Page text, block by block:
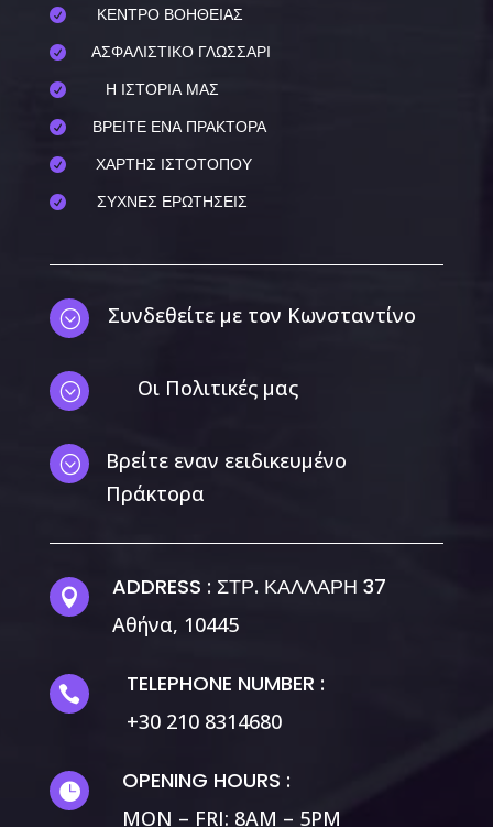
 ΚΕΝΤΡΟ ΒΟΗΘΕΙΑΣ
 ΑΣΦΑΛΙΣΤΙΚΟ ΓΛΩΣΣΑΡΙ
 Η ΙΣΤΟΡΙΑ ΜΑΣ
 ΒΡΕΙΤΕ ΕΝΑ ΠΡΑΚΤΟΡΑ
 ΧΑΡΤΗΣ ΙΣΤΟΤΟΠΟΥ
 ΣΥΧΝΕΣ ΕΡΩΤΗΣΕΙΣ
; Συνδεθείτε με τον Κωνσταντίνο
; Οι Πολιτικές μας
;
Βρείτε εναν εειδικευμένο
Πράκτορα
 ADDRESS : ΣΤΡ. ΚΑΛΛΑΡΗ 37
Αθήνα, 10445
 TELEPHONE NUMBER :
+30 210 8314680
 OPENING HOURS :
MON – FRI: 8AM – 5PM
Χρησιμοποιούμε cookies για να σας προσφέρουμε τη
You can find out more about which cookies we are using or
switch them off insettings